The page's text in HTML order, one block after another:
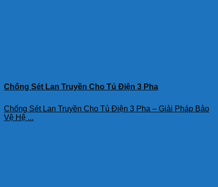
Chống Sét Lan Truyền Cho Tủ Điện 3 Pha
Chống Sét Lan Truyền Cho Tủ Điện 3 Pha – Giải Pháp Bảo
Vệ Hệ ...